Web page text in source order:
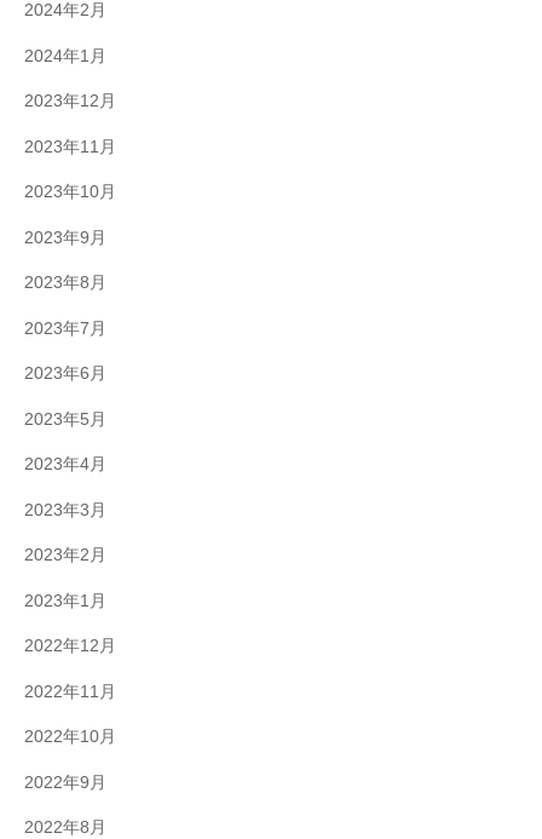
2024年2月
2024年1月
2023年12月
2023年11月
2023年10月
2023年9月
2023年8月
2023年7月
2023年6月
2023年5月
2023年4月
2023年3月
2023年2月
2023年1月
2022年12月
2022年11月
2022年10月
2022年9月
2022年8月